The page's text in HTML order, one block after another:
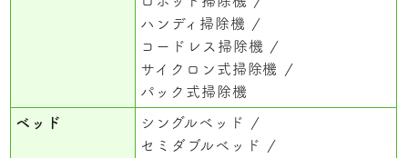
ハンディ掃除機
コードレス掃除機
サイクロン式掃除機
パック式掃除機
ベッド
シングルベッド
セミダブルベッド